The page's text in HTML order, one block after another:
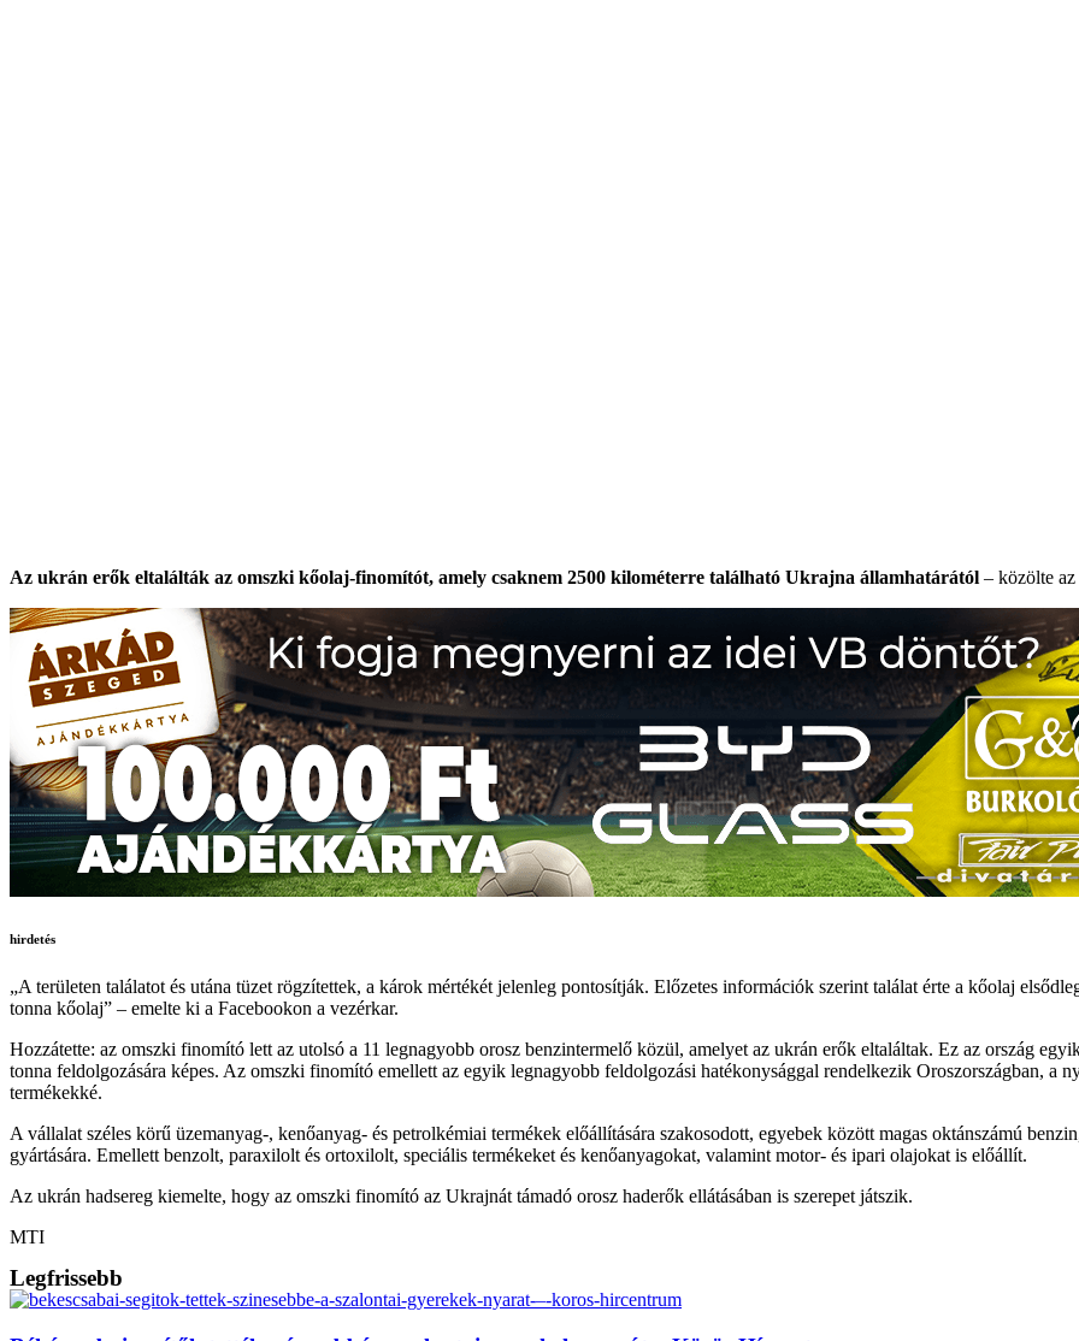
Az ukrán erők eltalálták az omszki kőolaj-finomítót, amely csaknem 2500 kilométerre található Ukrajna államhatárától – közölte
hirdetés
„A területen találatot és utána tüzet rögzítettek, a károk mértékét jelenleg pontosítják. Előzetes információk szerint találat érte a kőolaj
tonna kőolaj” – emelte ki a Facebookon a vezérkar.
Hozzátette: az omszki finomító lett az utolsó a 11 legnagyobb orosz benzintermelő közül, amelyet az ukrán erők eltaláltak. Ez az ország
tonna feldolgozására képes. Az omszki finomító emellett az egyik legnagyobb feldolgozási hatékonysággal rendelkezik Oroszországban, a
termékekké.
A vállalat széles körű üzemanyag-, kenőanyag- és petrolkémiai termékek előállítására szakosodott, egyebek között magas oktánszámú
gyártására. Emellett benzolt, paraxilolt és ortoxilolt, speciális termékeket és kenőanyagokat, valamint motor- és ipari olajokat is előállít.
Az ukrán hadsereg kiemelte, hogy az omszki finomító az Ukrajnát támadó orosz haderők ellátásában is szerepet játszik.
MTI
Legfrissebb